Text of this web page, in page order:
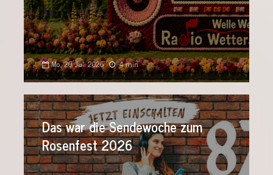
Mo., 20. Juli 2026 4 min
Das war die Sendewoche zum
Rosenfest 2026